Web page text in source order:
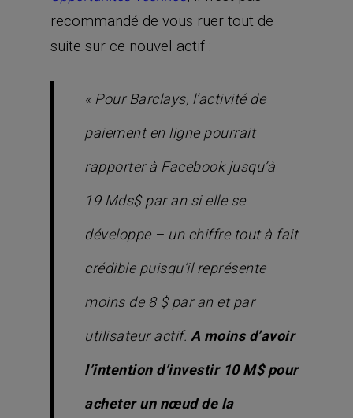
recommandé de vous ruer tout de
suite sur ce nouvel actif :
« Pour Barclays, l’activité de
paiement en ligne pourrait
rapporter à Facebook jusqu’à
19 Mds$ par an si elle se
développe – un chiffre tout à fait
crédible puisqu’il représente
moins de 8 $ par an et par
utilisateur actif. A moins d’avoir
l’intention d’investir 10 M$ pour
acheter un nœud de la